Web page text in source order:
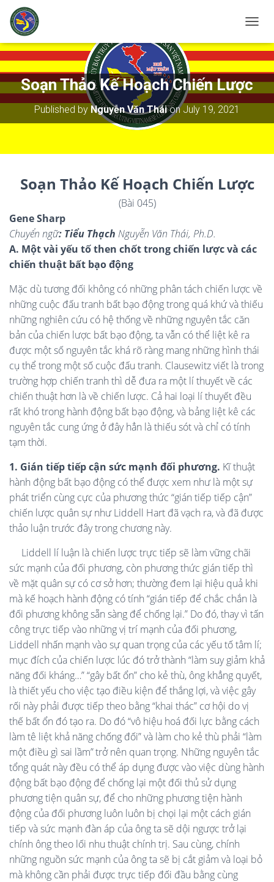
O
G
E
N
V
I
Soạn Thảo Kế Hoạch Chiến Lược
Published by Nguyễn Văn TháionJuly 19, 2021
Soạn Thảo Kế Hoạch Chiến Lược
(Bài 045)
Gene Sharp
Chuyển ngữ: Tiểu Thạch Nguyễn Văn Thái, Ph.D.
A. Một vài yếu tố then chốt trong chiến lược và các
chiến thuật bất bạo động
Mặc dù tương đối không có những phân tách chiến lược về
những cuộc đấu tranh bất bạo động trong quá khứ và thiếu
những nghiên cứu có hệ thống về những nguyên tắc căn
bản của chiến lược bất bạo động, ta vẫn có thể liệt kê ra
được một số nguyên tắc khá rõ ràng mang những hình thái
cụ thể trong một số cuộc đấu tranh. Clausewitz viết là trong
trường hợp chiến tranh thì dễ đưa ra một lí thuyết về các
chiến thuật hơn là về chiến lược. Cả hai loại lí thuyết đều
rất khó trong hành động bất bạo động, và bảng liệt kê các
nguyên tắc cung ứng ở đây hẳn là thiếu sót và chỉ có tính
tạm thời.
1. Gián tiếp tiếp cận sức mạnh đối phương. Kĩ thuật
hành động bất bạo động có thể được xem như là một sự
phát triển cùng cực của phương thức “gián tiếp tiếp cận”
chiến lược quân sự như Liddell Hart đã vạch ra, và đã được
thảo luận trước đây trong chương này.
Liddell lí luận là chiến lược trực tiếp sẽ làm vững chãi
sức mạnh của đối phương, còn phương thức gián tiếp thì
về mặt quân sự có cơ sở hơn; thường đem lại hiệu quả khi
mà kế hoạch hành động có tính “gián tiếp để chắc chắn là
đối phương không sẵn sàng để chống lại.” Do đó, thay vì tấn
công trực tiếp vào những vị trí mạnh của đối phương,
Liddell nhấn mạnh vào sự quan trọng của các yếu tố tâm lí;
mục đích của chiến lược lúc đó trở thành “làm suy giảm khả
năng đối kháng…” “gây bất ổn” cho kẻ thù, ông khẳng quyết,
là thiết yếu cho việc tạo điều kiện để thắng lợi, và việc gây
rối này phải được tiếp theo bằng “khai thác” cơ hội do vị
thế bất ổn đó tạo ra. Do đó “vô hiệu hoá đối lực bằng cách
làm tê liệt khả năng chống đối” và làm cho kẻ thù phải “làm
một điều gì sai lầm”trở nên quan trọng. Những nguyên tắc
tổng quát này đều có thể áp dụng được vào việc dùng hành
động bất bạo động để chống lại một đối thủ sử dụng
phương tiện quân sự, để cho những phương tiện hành
động của đối phương luôn luôn bị chọi lại một cách gián
tiếp và sức mạnh đàn áp của ông ta sẽ dội ngược trở lại
chính ông theo lối nhu thuật chính trị. Sau cùng, chính
những nguồn sức mạnh của ông ta sẽ bị cắt giảm và loại bỏ
mà không cần phải được trực tiếp đối đầu bằng cùng